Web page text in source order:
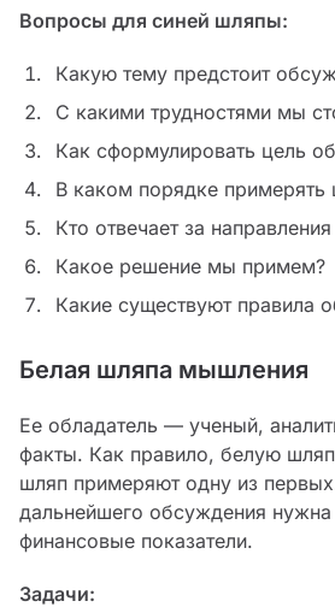
Вопросы для синей шляпы:
Какую тему предстоит
С какими трудностями мы
Как сформулировать цель
В каком порядке примерять
Кто отвечает за
Какое решение мы примем?
Какие существуют правила
Белая шляпа мышления
Ее обладатель — ученый,
факты. Как правило, белую
шляп примеряют одну из
дальнейшего обсуждения нужна
финансовые показатели.
Задачи: